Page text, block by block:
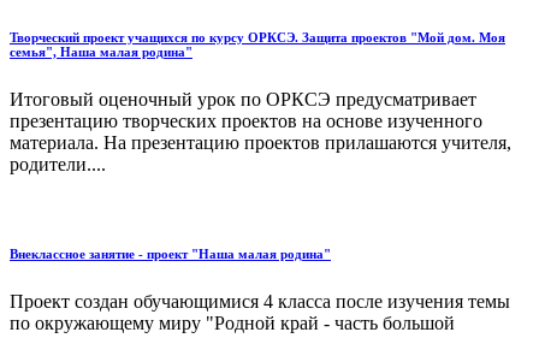
Творческий проект учащихся по курсу ОРКСЭ. Защита проектов "Мой дом. Моя
семья", Наша малая родина"
Итоговый оценочный урок по ОРКСЭ предусматривает
презентацию творческих проектов на основе изученного
материала. На презентацию проектов прилашаются учителя,
родители....
Внеклассное занятие - проект "Наша малая родина"
Проект создан обучающимися 4 класса после изучения темы
по окружающему миру "Родной край - часть большой